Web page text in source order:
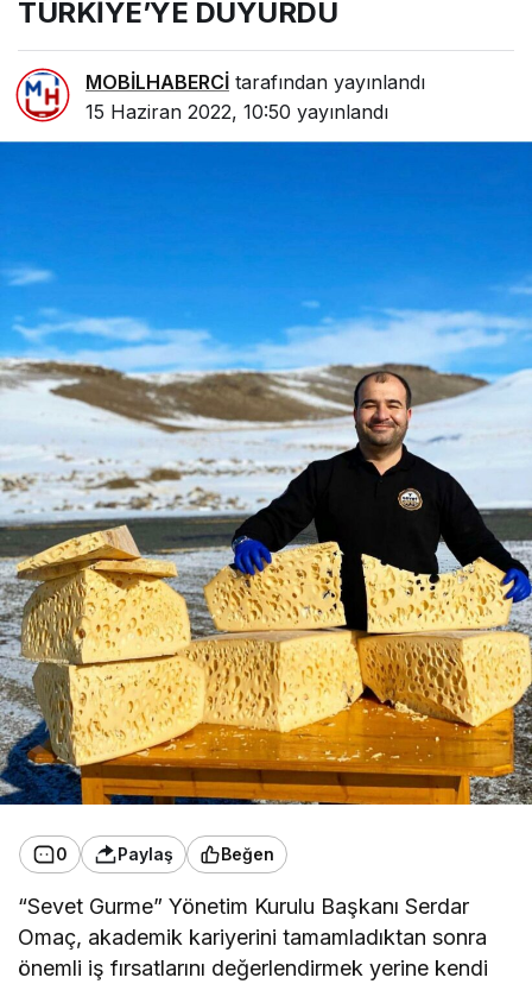
TÜRKİYE’YE DUYURDU
MOBİLHABERCİ tarafından yayınlandı
15 Haziran 2022, 10:50 yayınlandı
0 Paylaş Beğen
“Sevet Gurme” Yönetim Kurulu Başkanı Serdar
Omaç, akademik kariyerini tamamladıktan sonra
önemli iş fırsatlarını değerlendirmek yerine kendi